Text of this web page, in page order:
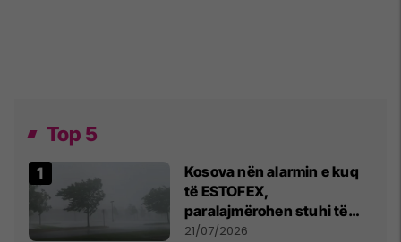
Top 5
Kosova nën alarmin e kuq
të ESTOFEX,
paralajmërohen stuhi të
fuqishme me breshër dhe
21/07/2026